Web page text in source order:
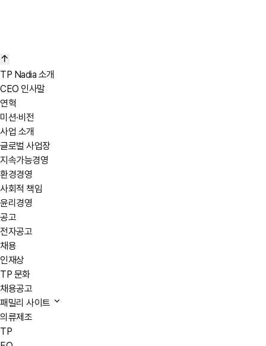
TP Nadia 소개
CEO 인사말
연혁
미션·비전
사업 소개
글로벌 사업장
지속가능경영
환경경영
사회적 책임
윤리경영
공고
전자공고
채용
인재상
TP 문화
채용공고
패밀리 사이트
의류제조
TP